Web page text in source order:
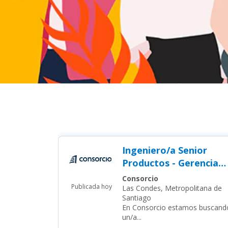
Publicada hoy
Ingeniero/a Senior
Productos - Gerencia
Productos Banco
Consorcio
Las Condes, Metropolitana de
Santiago
En Consorcio estamos
un/a...